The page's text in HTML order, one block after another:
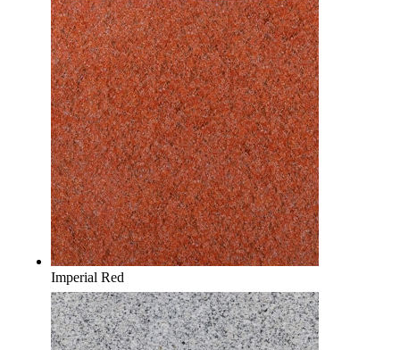
Imperial Red